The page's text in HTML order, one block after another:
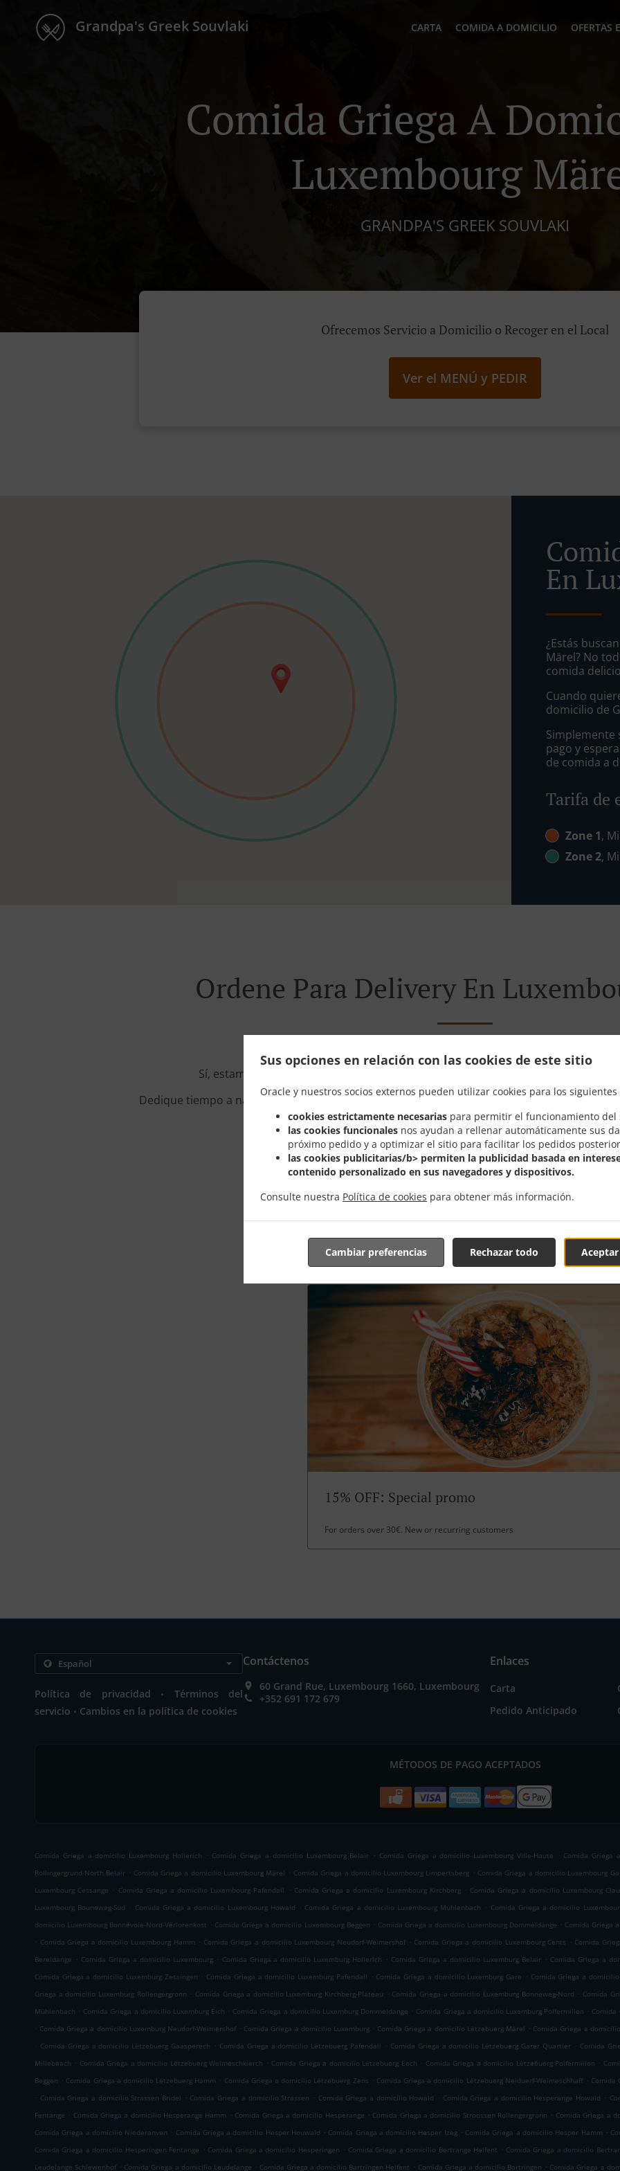
Sus opciones en relación con las cookies de este sitio
Oracle y nuestros socios externos pueden utilizar cookies para los siguientes
cookies estrictamente necesarias para permitir el funcionamiento del
las cookies funcionales nos ayudan a rellenar automáticamente sus
próximo pedido y a optimizar el sitio para facilitar los pedidos
las cookies publicitarias/b> permiten la publicidad basada en
contenido personalizado en sus navegadores y dispositivos.
Consulte nuestra Política de cookies para obtener más información.
Rechazar todo
Cambiar preferencias
Grandpa's Greek Souvlaki CARTA COMIDA A DOMICILIO OFERTAS
Comida Griega A
Luxembourg
GRANDPA'S GREEK SOUVLAKI
Ofrecemos Servicio a Domicilio o Recoger en el Local
Ver el MENÚ y PEDIR
En
¿Estás
Märel? No
comida
Cuando
domicilio de
Simplemente
pago y
de comida a
Tarifa de
Zone 1,
Zone 2,
Ordene Para Delivery En
Sí, estamos ubicados cerca de Luxembourg Märel y estamos encantados de
Dedique tiempo a navegar por nuestra carta interactiva en línea y realice el pedido cuando
confirmar su pedido y hacer una estimación del tiempo.
Ofertas Especiales
15% OFF: Special promo
For orders over 30€. New or recurring customers
Política de privacidad .
Términos del
servicio . Cambios en la política de cookies
Contáctenos
60 Grand Rue, Luxembourg 1660, Luxembourg
+352 691 172 679
Enlaces
Carta
Pedido Anticipado
MÉTODOS DE PAGO ACEPTADOS
Comida Griega a domicilio Luxembourg Hollerich . Comida Griega a domicilio Luxembourg Belair . Comida Griega a domicilio Luxembourg Ville-Haute . Comida Griega
Rollingergrund-North Belair . Comida Griega a domicilio Luxembourg Märel . Comida Griega a domicilio Luxembourg Limpertsberg . Comida Griega a domicilio Luxembourg
Luxembourg Cessange . Comida Griega a domicilio Luxembourg Pafendall . Comida Griega a domicilio Luxembourg Kirchberg . Comida Griega a domicilio Luxembourg
Luxembourg Bouneweg-Süd . Comida Griega a domicilio Luxembourg Howald . Comida Griega a domicilio Luxembourg Muhlenbach . Comida Griega a domicilio
domicilio Luxembourg Bonnevoie-Nord-Verlorenkost . Comida Griega a domicilio Luxembourg Beggen . Comida Griega a domicilio Luxembourg Dommeldange . Comida Griega
. Comida Griega a domicilio Luxembourg Hamm . Comida Griega a domicilio Luxembourg Neudorf-Weimershof . Comida Griega a domicilio Luxembourg Cents . Comida
Bereldange . Comida Griega a domicilio Luxembourg . Comida Griega a domicilio Luxemburg Hollerich . Comida Griega a domicilio Luxemburg Belair . Comida Griega a
Comida Griega a domicilio Luxemburg Zessingen . Comida Griega a domicilio Luxemburg Pafendall . Comida Griega a domicilio Luxemburg Gare . Comida Griega a
Griega a domicilio Luxemburg Rollengergronn . Comida Griega a domicilio Luxemburg Kirchberg-Plateau . Comida Griega a domicilio Luxemburg Bonneweg-Nord . Comida
Mühlenbach . Comida Griega a domicilio Luxemburg Eich . Comida Griega a domicilio Luxemburg Dommeldange . Comida Griega a domicilio Luxemburg Polfermillen . Comida
. Comida Griega a domicilio Luxemburg Neudorf-Weimershof . Comida Griega a domicilio Luxemburg . Comida Griega a domicilio Lëtzebuerg Märel . Comida Griega a
. Comida Griega a domicilio Lëtzebuerg Gaasperech . Comida Griega a domicilio Lëtzebuerg Pafendall . Comida Griega a domicilio Lëtzebuerg Garer Quartier . Comida
Millebaach . Comida Griega a domicilio Lëtzebuerg Weimeschkierch . Comida Griega a domicilio Lëtzebuerg Eech . Comida Griega a domicilio Lëtzebuerg Polfermillen .
Beggen . Comida Griega a domicilio Lëtzebuerg Hamm . Comida Griega a domicilio Lëtzebuerg Zens . Comida Griega a domicilio Lëtzebuerg Neiduerf-Weimeschhaff . Comida
. Comida Griega a domicilio Strassen Bridel . Comida Griega a domicilio Strassen . Comida Griega a domicilio Howald . Comida Griega a domicilio Hesperange Howald .
Fentange . Comida Griega a domicilio Hesperange Hamm . Comida Griega a domicilio Hesperange . Comida Griega a domicilio Stroossen Rollengergronn . Comida Griega a
Comida Griega a domicilio Niederanven . Comida Griega a domicilio Hesper Houwald . Comida Griega a domicilio Hesper Izeg . Comida Griega a domicilio Hesper Hamm .
Comida Griega a domicilio Hesperingen Fentange . Comida Griega a domicilio Hesperingen . Comida Griega a domicilio Bertrange Helfent . Comida Griega a domicilio
Leudelange Schlewenhof . Comida Griega a domicilio Leudelange . Comida Griega a domicilio Bartringen Helfent . Comida Griega a domicilio Bartringen . Comida Griega a